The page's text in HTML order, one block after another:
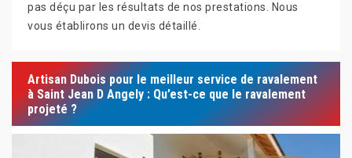
pas déçu par les résultats de nos prestations. Nous
vous établirons un devis détaillé.
Artisan Dubois pour le meilleur service de ravalement
à Saint Jean D Angely : Qu’est-ce que le ravalement
projeté ?